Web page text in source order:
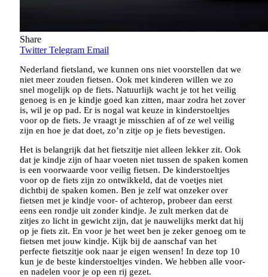
Share
Twitter Telegram Email
Nederland fietsland, we kunnen ons niet voorstellen dat we
niet meer zouden fietsen. Ook met kinderen willen we zo
snel mogelijk op de fiets. Natuurlijk wacht je tot het veilig
genoeg is en je kindje goed kan zitten, maar zodra het zover
is, wil je op pad. Er is nogal wat keuze in kinderstoeltjes
voor op de fiets. Je vraagt je misschien af of ze wel veilig
zijn en hoe je dat doet, zo’n zitje op je fiets bevestigen.
Het is belangrijk dat het fietszitje niet alleen lekker zit. Ook
dat je kindje zijn of haar voeten niet tussen de spaken komen
is een voorwaarde voor veilig fietsen. De kinderstoeltjes
voor op de fiets zijn zo ontwikkeld, dat de voetjes niet
dichtbij de spaken komen. Ben je zelf wat onzeker over
fietsen met je kindje voor- of achterop, probeer dan eerst
eens een rondje uit zonder kindje. Je zult merken dat de
zitjes zo licht in gewicht zijn, dat je nauwelijks merkt dat hij
op je fiets zit. En voor je het weet ben je zeker genoeg om te
fietsen met jouw kindje. Kijk bij de aanschaf van het
perfecte fietszitje ook naar je eigen wensen! In deze top 10
kun je de beste kinderstoeltjes vinden. We hebben alle voor-
en nadelen voor je op een rij gezet.